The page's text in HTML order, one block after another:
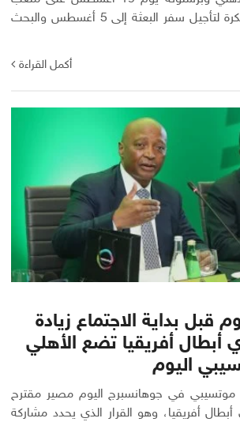
كامب نو دفع إدارة الكرة لتأجيل سفر البعثة إلى 5 أغسطس والبحث
أكمل القراءة
قبل بداية الاجتماع زيادة
أبطال أفريقيا تضع الأهلي
اليوم
موتسيبي في جوهانسبرج اليوم مصير مقترح
أبطال أفريقيا، وهو القرار الذي يحدد مشاركة